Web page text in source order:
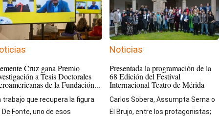
Cruz gana Premio
a Tesis Doctorales
de la Fundación...
trabajo que recupera la figura
De Fonte, uno de esos
Noticias
Presentada la programación de la
68 Edición del Festival
Internacional Teatro de Mérida
Carlos Sobera, Assumpta Serna o
El Brujo, entre los protagonistas;